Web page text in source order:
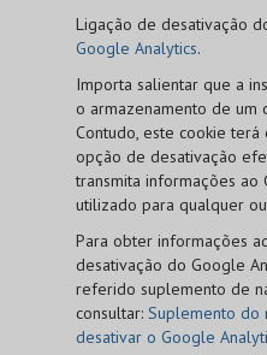
Ligação de desativação
Google Analytics.
Importa salientar que a
o armazenamento de um
Contudo, este cookie
opção de desativação
transmita informações ao
utilizado para qualquer
Para obter informações
desativação do Google
referido suplemento de
consultar: Suplemento do
desativar o Google